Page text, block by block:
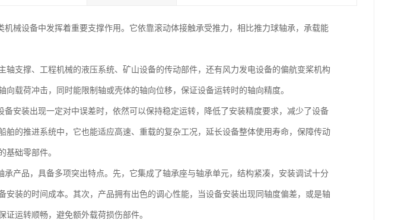
械设备中发挥着重要支撑作用。它依靠滚动体接触承受推力，相比推力球轴承，承载能
轴支撑、工程机械的液压系统、矿山设备的传动部件，还有风力发电设备的偏航变桨机构
载荷冲击，同时能限制轴或壳体的轴向位移，保证设备运转时的轴向精度。
安装出现一定对中误差时，依然可以保持稳定运转，降低了安装精度要求，减少了设备
舶的推进系统中，它也能适应高速、重载的复杂工况，延长设备整体使用寿命，保障传动
基础零部件。
产品，具备多项突出特点。先，它集成了轴承座与轴承单元，结构紧凑，安装调试十分
安装的时间成本。其次，产品拥有出色的调心性能，当设备安装出现同轴度偏差，或是轴
运转顺畅，避免额外载荷损伤部件。